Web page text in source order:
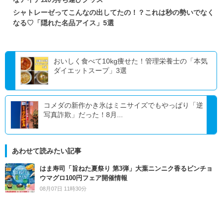
シャトレーゼってこんなの出してたの！？これは秒の勢いでなく
なる♡「隠れた名品アイス」5選
おいしく食べて10kg痩せた！管理栄養士の「本気
ダイエットスープ」3選
コメダの新作かき氷はミニサイズでもやっぱり「逆
写真詐欺」だった！8月...
あわせて読みたい記事
はま寿司「旨ねた夏祭り 第3弾」大葉ニンニク香るビンチョ
ウマグロ100円フェア開催情報
08月07日 11時30分